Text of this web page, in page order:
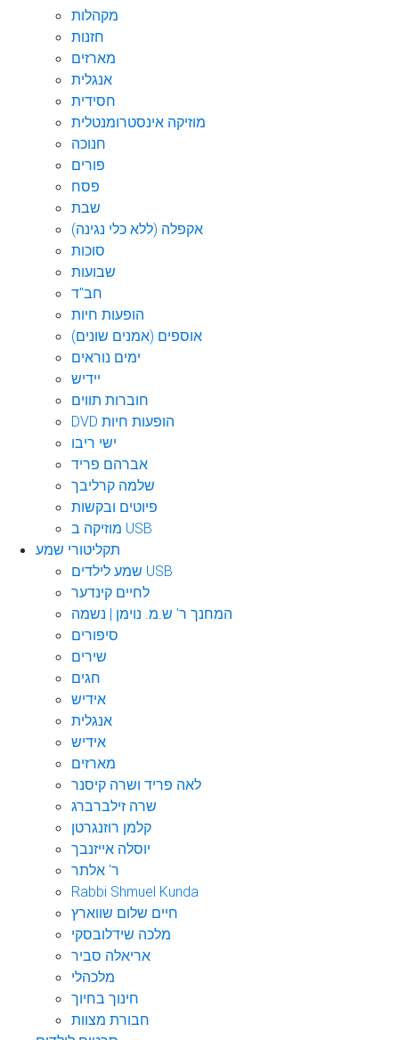
מקהלות
חזנות
מארזים
אנגלית
חסידית
מוזיקה אינסטרומנטלית
חנוכה
פורים
פסח
שבת
אקפלה (ללא כלי נגינה)
סוכות
שבועות
חב"ד
הופעות חיות
אוספים (אמנים שונים)
ימים נוראים
יידיש
חוברות תווים
DVD הופעות חיות
ישי ריבו
אברהם פריד
שלמה קרליבך
פיוטים ובקשות
מוזיקה ב USB
תקליטורי שמע
שמע לילדים USB
לחיים קינדער
המחנך ר' ש.מ. נוימן | נשמה
סיפורים
שירים
חגים
אידיש
אנגלית
אידיש
מארזים
לאה פריד ושרה קיסנר
שרה זילברברג
קלמן רוזנגרטן
יוסלה אייזנבך
ר' אלתר
Rabbi Shmuel Kunda
חיים שלום שווארץ
מלכה שידלובסקי
אריאלה סביר
מלכהלי
חינוך בחיוך
חבורת מצוות